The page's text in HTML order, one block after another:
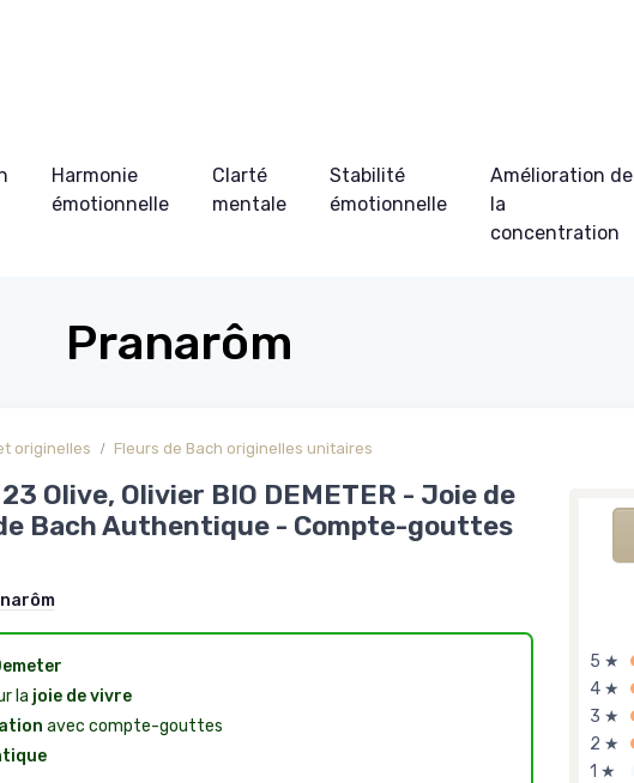
Harmonie
émotionnelle
Clarté
mentale
Stabilité
émotionnelle
Amélioration de
la
concentration
Pranarôm
originelles Fleurs de Bach originelles unitaires
5 ★
4 ★
3 ★
2 ★
1 ★
Olive, Olivier BIO DEMETER - Joie de
Bach Authentique - Compte-gouttes
la joie de vivre
avec compte-gouttes